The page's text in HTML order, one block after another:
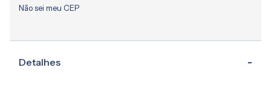
Não sei meu CEP
Detalhes